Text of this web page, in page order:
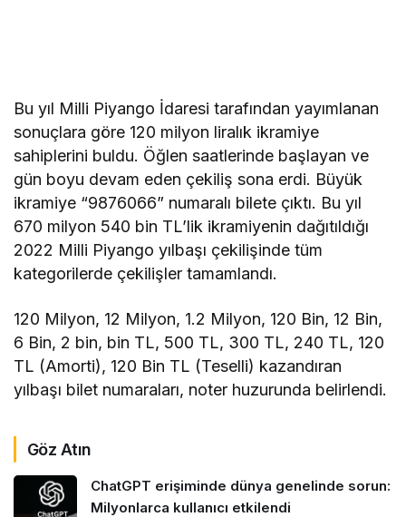
Bu yıl Milli Piyango İdaresi tarafından yayımlanan
sonuçlara göre 120 milyon liralık ikramiye
sahiplerini buldu. Öğlen saatlerinde başlayan ve
gün boyu devam eden çekiliş sona erdi. Büyük
ikramiye “9876066” numaralı bilete çıktı. Bu yıl
670 milyon 540 bin TL’lik ikramiyenin dağıtıldığı
2022 Milli Piyango yılbaşı çekilişinde tüm
kategorilerde çekilişler tamamlandı.
120 Milyon, 12 Milyon, 1.2 Milyon, 120 Bin, 12 Bin,
6 Bin, 2 bin, bin TL, 500 TL, 300 TL, 240 TL, 120
TL (Amorti), 120 Bin TL (Teselli) kazandıran
yılbaşı bilet numaraları, noter huzurunda belirlendi.
Göz Atın
ChatGPT erişiminde dünya genelinde sorun:
Milyonlarca kullanıcı etkilendi